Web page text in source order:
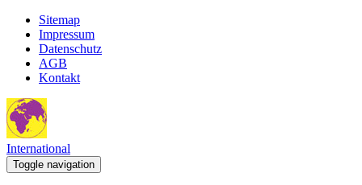
Sitemap
Impressum
Datenschutz
AGB
Kontakt
International
Toggle navigation